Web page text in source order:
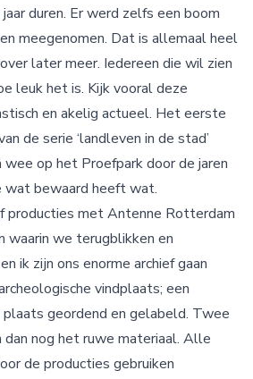
duren. Er werd zelfs een boom
meegenomen. Dat is allemaal heel
later meer. Iedereen die wil zien
leuk het is. Kijk vooral deze
en akelig actueel. Het eerste
de serie ‘landleven in de stad’
op het Proefpark door de jaren
wat bewaard heeft wat.
producties met Antenne Rotterdam
waarin we terugblikken en
ik zijn ons enorme archief gaan
vindplaats; een
geordend en gelabeld. Twee
nog het ruwe materiaal. Alle
de producties gebruiken